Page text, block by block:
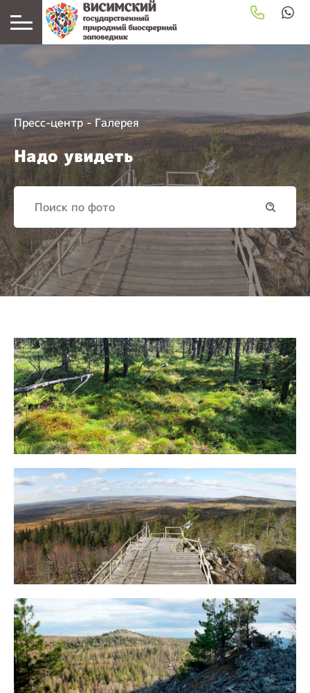
Пресс-центр- Галерея
Надо увидеть